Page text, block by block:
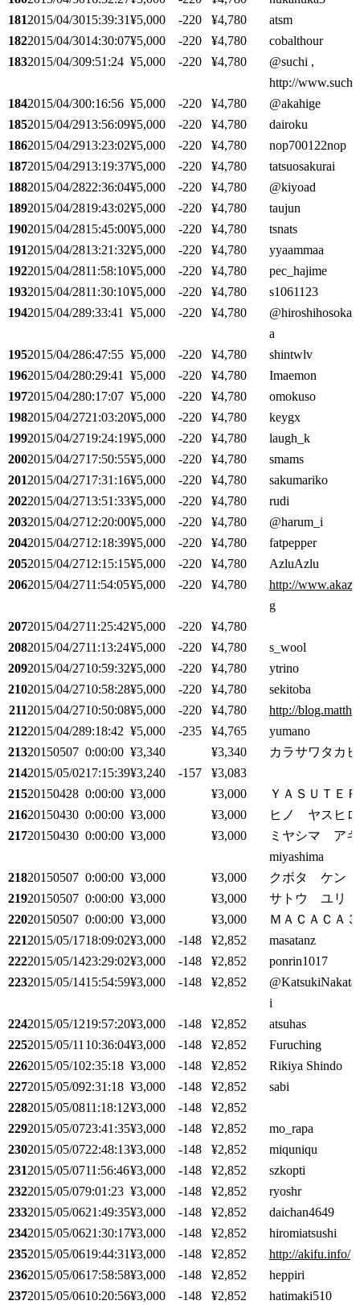
1812015/04/3015:39:31¥5,000 -220 ¥4,780
atsm
1822015/04/3014:30:07¥5,000 -220 ¥4,780
cobalthour
1832015/04/309:51:24 ¥5,000 -220 ¥4,780
@suchi ,
http://
1842015/04/300:16:56 ¥5,000 -220 ¥4,780
@akahige
1852015/04/2913:56:09¥5,000 -220 ¥4,780
dairoku
1862015/04/2913:23:02¥5,000 -220 ¥4,780
nop700122nop
1872015/04/2913:19:37¥5,000 -220 ¥4,780
tatsuosakurai
1882015/04/2822:36:04¥5,000 -220 ¥4,780
@kiyoad
1892015/04/2819:43:02¥5,000 -220 ¥4,780
taujun
1902015/04/2815:45:00¥5,000 -220 ¥4,780
tsnats
1912015/04/2813:21:32¥5,000 -220 ¥4,780
yyaammaa
1922015/04/2811:58:10¥5,000 -220 ¥4,780
pec_hajime
1932015/04/2811:30:10¥5,000 -220 ¥4,780
s1061123
1942015/04/289:33:41 ¥5,000 -220 ¥4,780
a
1952015/04/286:47:55 ¥5,000 -220 ¥4,780
shintwlv
1962015/04/280:29:41 ¥5,000 -220 ¥4,780
Imaemon
1972015/04/280:17:07 ¥5,000 -220 ¥4,780
omokuso
1982015/04/2721:03:20¥5,000 -220 ¥4,780
keygx
1992015/04/2719:24:19¥5,000 -220 ¥4,780
laugh_k
2002015/04/2717:50:55¥5,000 -220 ¥4,780
smams
2012015/04/2717:31:16¥5,000 -220 ¥4,780
sakumariko
2022015/04/2713:51:33¥5,000 -220 ¥4,780
rudi
2032015/04/2712:20:00¥5,000 -220 ¥4,780
@harum_i
2042015/04/2712:18:39¥5,000 -220 ¥4,780
fatpepper
2052015/04/2712:15:15¥5,000 -220 ¥4,780
AzluAzlu
2062015/04/2711:54:05¥5,000 -220 ¥4,780
http://
g
2072015/04/2711:25:42¥5,000 -220
¥4,780
2082015/04/2711:13:24¥5,000 -220 ¥4,780
s_wool
2092015/04/2710:59:32¥5,000 -220 ¥4,780
ytrino
2102015/04/2710:58:28¥5,000 -220 ¥4,780
sekitoba
2112015/04/2710:50:08¥5,000 -220 ¥4,780
http://
2122015/04/289:18:42 ¥5,000 -235 ¥4,765
yumano
21320150507 0:00:00 ¥3,340 ¥3,340
カラサワタカ
2142015/05/0217:15:39¥3,240 -157
¥3,083
21520150428 0:00:00 ¥3,000 ¥3,000
ＹＡＳＵＴＥ
21620150430 0:00:00 ¥3,000 ¥3,000
ヒノ ヤスヒロ
21720150430 0:00:00 ¥3,000 ¥3,000
ミヤシマ ア
miyashima
21820150507 0:00:00 ¥3,000 ¥3,000
クボタ ケン
21920150507 0:00:00 ¥3,000 ¥3,000
サトウ ユリ
22020150507 0:00:00 ¥3,000 ¥3,000
ＭＡＣＡＣＡ
2212015/05/1718:09:02¥3,000 -148 ¥2,852
masatanz
2222015/05/1423:29:02¥3,000 -148 ¥2,852
ponrin1017
2232015/05/1415:54:59¥3,000 -148 ¥2,852
i
2242015/05/1219:57:20¥3,000 -148 ¥2,852
atsuhas
2252015/05/11 10:36:04¥3,000 -148 ¥2,852
Furuching
2262015/05/102:35:18 ¥3,000 -148 ¥2,852
Rikiya Shindo
2272015/05/092:31:18 ¥3,000 -148 ¥2,852
sabi
2282015/05/0811:18:12¥3,000 -148
¥2,852
2292015/05/0723:41:35¥3,000 -148 ¥2,852
mo_rapa
2302015/05/0722:48:13¥3,000 -148 ¥2,852
miquniqu
2312015/05/0711:56:46¥3,000 -148 ¥2,852
szkopti
2322015/05/079:01:23 ¥3,000 -148 ¥2,852
ryoshr
2332015/05/0621:49:35¥3,000 -148 ¥2,852
daichan4649
2342015/05/0621:30:17¥3,000 -148 ¥2,852
hiromiatsushi
2352015/05/0619:44:31¥3,000 -148 ¥2,852
http://akifu.info/
2362015/05/0617:58:58¥3,000 -148 ¥2,852
heppiri
2372015/05/0610:20:56¥3,000 -148 ¥2,852
hatimaki510